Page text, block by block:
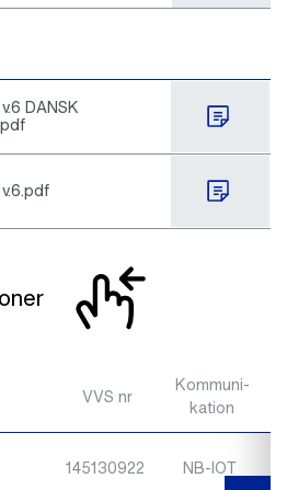
DANSK
VVS nr
Kommuni-
kation
145130922 NB-IOT